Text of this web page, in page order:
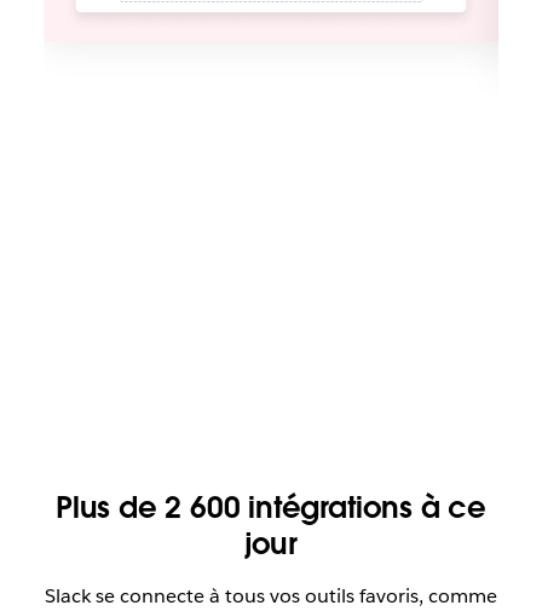
Plus de 2 600 intégrations à ce
jour
Slack se connecte à tous vos outils favoris, comme